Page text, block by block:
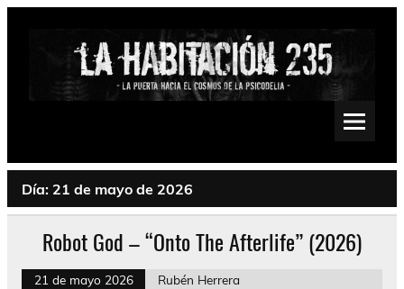
Saltar
Psychedelic, Stoner, Doom, Sludge, Fuzz, Space, Drone
Día: 21 de mayo de 2026
Robot God – “Onto The Afterlife” (2026)
21 de mayo 2026
Rubén Herrera